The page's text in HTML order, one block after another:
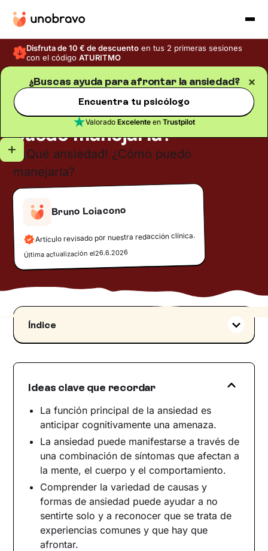
Disfruta de 10 € de descuento en tus 2 primeras sesiones
con el códigoATURITMO
¿Buscas ayuda para afrontar la ansiedad?
Encuentra tu psicólogo
Valorado Excelenteen Trustpilot
Blog
¡Qué ansiedad! ¿Cómo
puedo manejarla?
Bruno Loiacono
Artículo revisado por nuestra redacción clínica.
Última actualización el26.6.2026
Índice
La función de la ansiedad
Cuando la ansiedad se convierte en un
Cómo reconocer los síntomas de la ansiedad
Causas y tipos de ansiedad
Ansiedad patológica y evitación
¿Cuándo puede convertirse en patológica la
ansiedad?
¿Qué hacer si tenemos ansiedad?
Una molestia necesaria
Estrategias prácticas que pueden ayudar a
controlar la ansiedad
Toma el control de la ansiedad
Ideas clave que recordar
La función principal de la ansiedad es
anticipar cognitivamente una amenaza.
La ansiedad puede manifestarse a través de
una combinación de síntomas que afectan a
la mente, el cuerpo y el comportamiento.
Comprender la variedad de causas y
formas de ansiedad puede ayudar a no
sentirte solo y a reconocer que se trata de
experiencias comunes y que hay que
afrontar.